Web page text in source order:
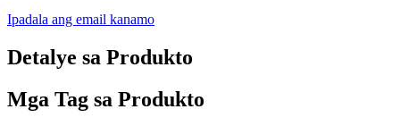
Ipadala ang email kanamo
Detalye sa Produkto
Mga Tag sa Produkto